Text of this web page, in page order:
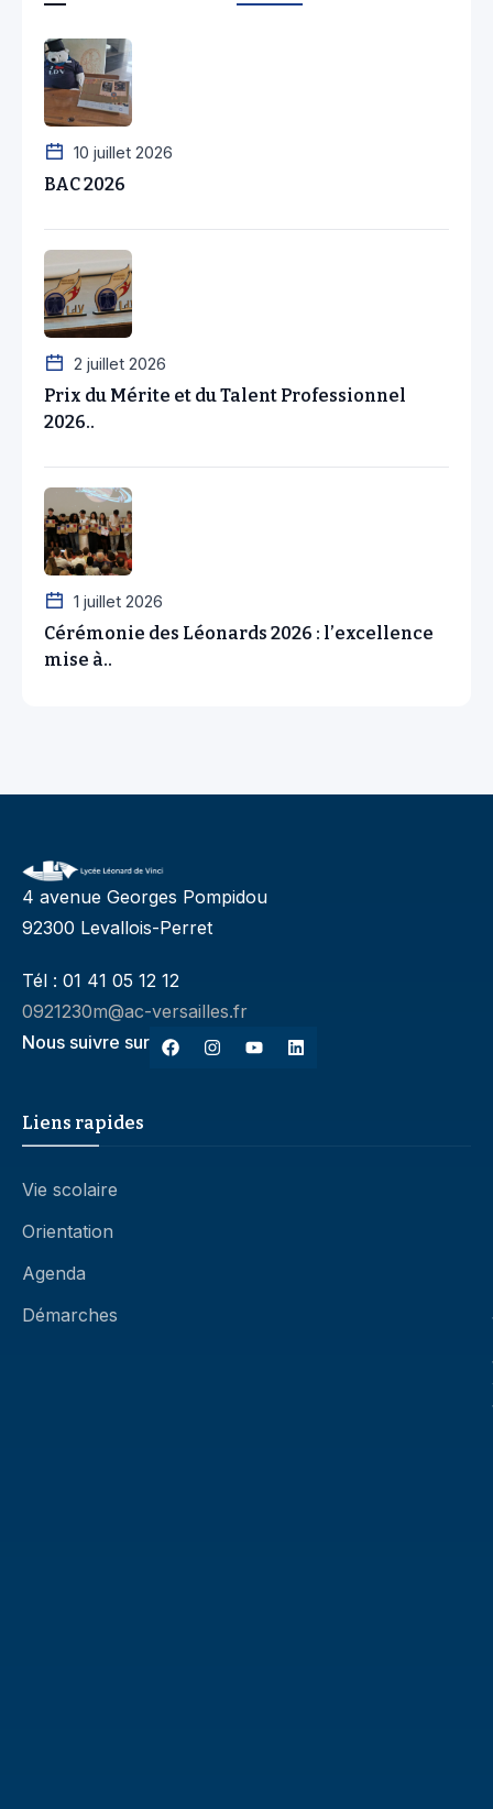
10 juillet 2026
BAC 2026
2 juillet 2026
Prix du Mérite et du Talent Professionnel
2026..
1 juillet 2026
Cérémonie des Léonards 2026 : l’excellence
mise à..
4 avenue Georges Pompidou
92300 Levallois-Perret
Tél : 01 41 05 12 12
0921230m@ac-versailles.fr
Nous suivre sur
Liens rapides
Vie scolaire
Orientation
Agenda
Démarches